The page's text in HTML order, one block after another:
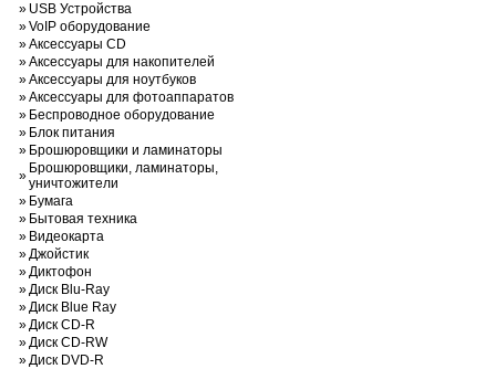
» USB Устройства
»VoIP оборудование
»Аксессуары CD
»Аксессуары для накопителей
»Аксессуары для ноутбуков
»Аксессуары для фотоаппаратов
» Беспроводное оборудование
» Блок питания
» Брошюровщики и ламинаторы
» Брошюровщики, ламинаторы,
уничтожители
» Бумага
» Бытовая техника
» Видеокарта
»Джойстик
»Диктофон
»Диск Blu-Ray
»Диск Blue Ray
»Диск CD-R
»Диск CD-RW
»Диск DVD-R